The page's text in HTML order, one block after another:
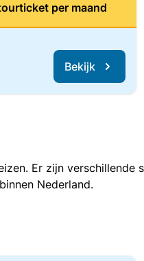
per maand
Bekijk
Er zijn verschillende
Nederland.